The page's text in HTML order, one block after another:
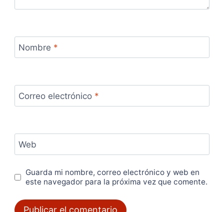
Nombre *
Correo electrónico *
Web
Guarda mi nombre, correo electrónico y web en
este navegador para la próxima vez que comente.